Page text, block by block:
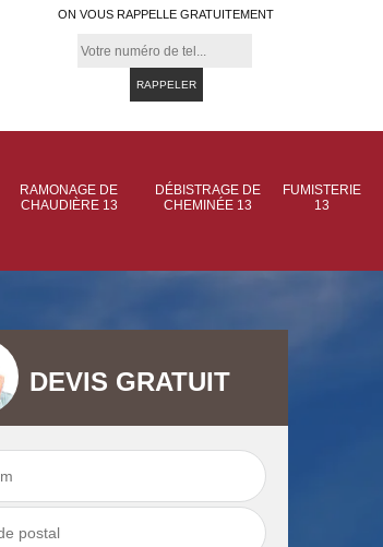
ON VOUS RAPPELLE GRATUITEMENT
RAMONAGE DE
CHAUDIÈRE 13
DÉBISTRAGE DE
CHEMINÉE 13
FUMISTERIE
13
Ramonage de
chaudière 13
Ramonage de
cheminée 13
DEVIS GRATUIT